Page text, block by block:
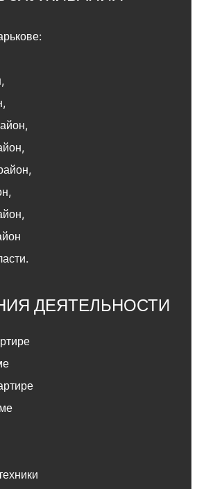
,
,
,
,
,
,
ДЕЯТЕЛЬНОСТИ